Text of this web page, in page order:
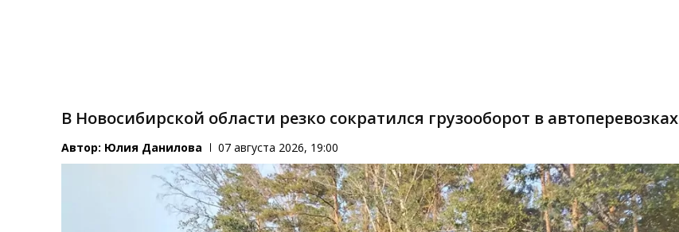
В Новосибирской области резко сократился грузооборот в автоперевозках
Автор: Юлия Данилова 07 августа 2026, 19:00